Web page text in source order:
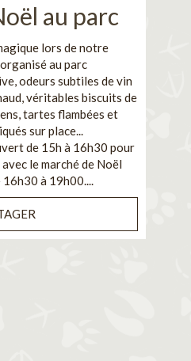
au parc
lors de notre
au parc
odeurs subtiles de vin
véritables biscuits de
tartes flambées et
sur place...
de 15h à 16h30 pour
le marché de Noël
à 19h00....